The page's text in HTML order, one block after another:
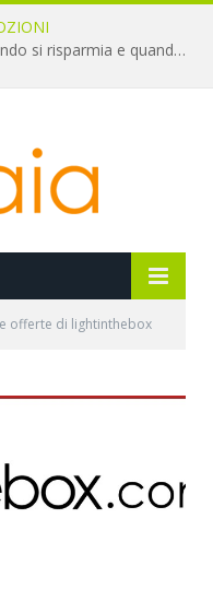
La veridicità delle offerte “3×2”: quando si risparmia e quando è un’illusione
offerte di lightinthebox